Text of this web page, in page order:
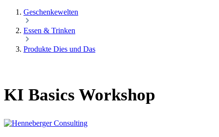
Geschenkewelten
Essen & Trinken
Produkte Dies und Das
KI Basics Workshop